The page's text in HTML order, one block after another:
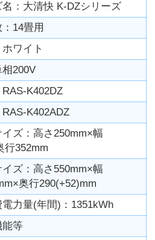
：大清快 K-DZシリーズ
14畳用
ワイト
200V
K402DZ
K402ADZ
ズ：高さ250mm×幅
行352mm
ズ：高さ550mm×幅
奥行290(+52)mm
力量(年間)：1351kWh
能等